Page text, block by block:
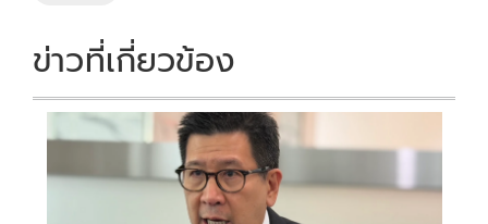
ข่าวที่เกี่ยวข้อง